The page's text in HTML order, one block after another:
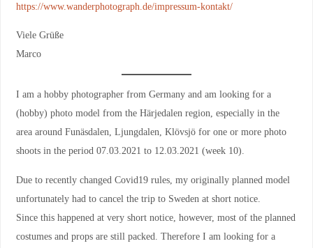
https://www.wanderphotograph.de/impressum-kontakt/
Viele Grüße
Marco
I am a hobby photographer from Germany and am looking for a
(hobby) photo model from the Härjedalen region, especially in the
area around Funäsdalen, Ljungdalen, Klövsjö for one or more photo
shoots in the period 07.03.2021 to 12.03.2021 (week 10).
Due to recently changed Covid19 rules, my originally planned model
unfortunately had to cancel the trip to Sweden at short notice.
Since this happened at very short notice, however, most of the planned
costumes and props are still packed. Therefore I am looking for a